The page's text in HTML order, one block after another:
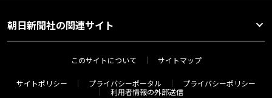
朝日新聞社の関連サイト
このサイトについて サイトマップ
サイトポリシー プライバシーポータル
プライバシーポリシー
利用者情報の外部送信